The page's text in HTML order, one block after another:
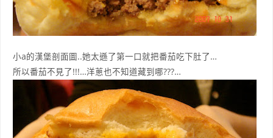
小a的漢堡剖面圖..她太遜了第一口就把番茄吃下肚了…
所以番茄不見了!!!…洋蔥也不知道藏到哪???…